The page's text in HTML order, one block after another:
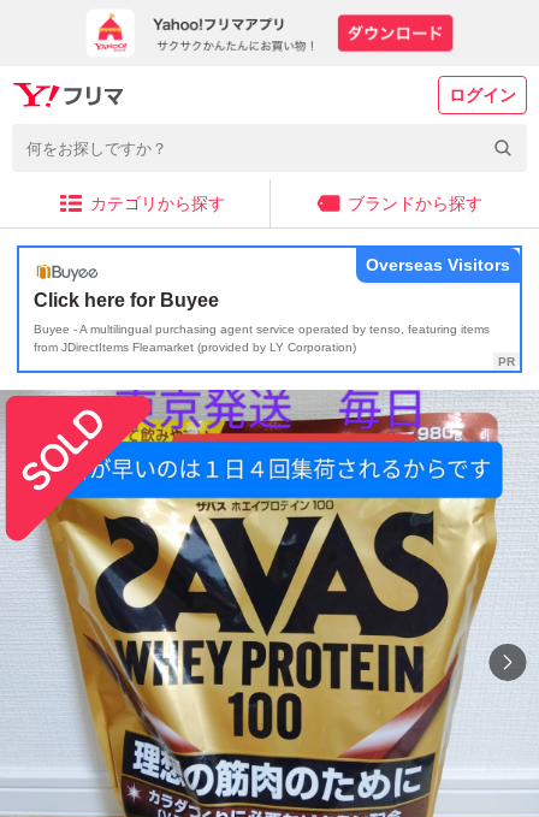
ログイン
カテゴリから探す ブランドから探す
Click here for Buyee
Buyee - A multilingual purchasing agent service operated by tenso, featuring items
from JDirectItems Fleamarket (provided by LY Corporation)
Overseas Visitors